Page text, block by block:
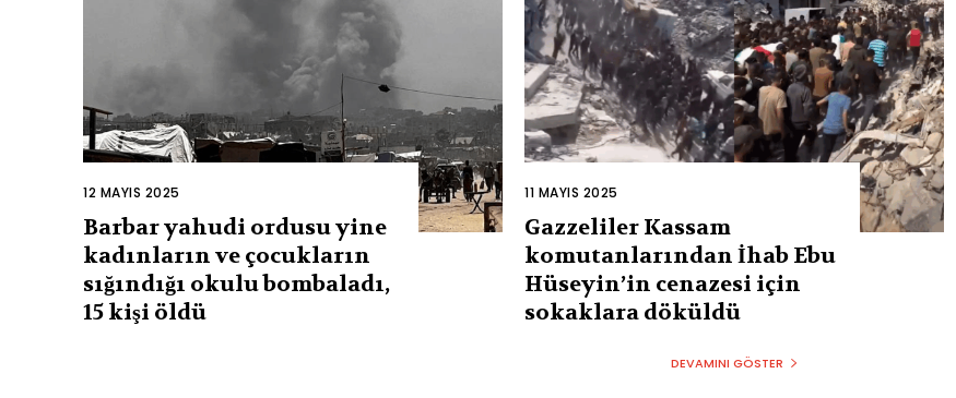
12 MAYIS 2025
Barbar yahudi ordusu yine
kadınların ve çocukların
sığındığı okulu bombaladı,
15 kişi öldü
11 MAYIS 2025
Gazzeliler Kassam
komutanlarından İhab Ebu
Hüseyin’in cenazesi için
sokaklara döküldü
DEVAMINI GÖSTER